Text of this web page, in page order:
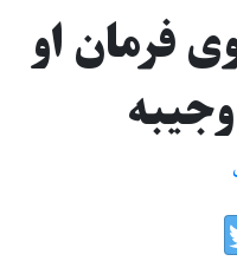
فرمان او